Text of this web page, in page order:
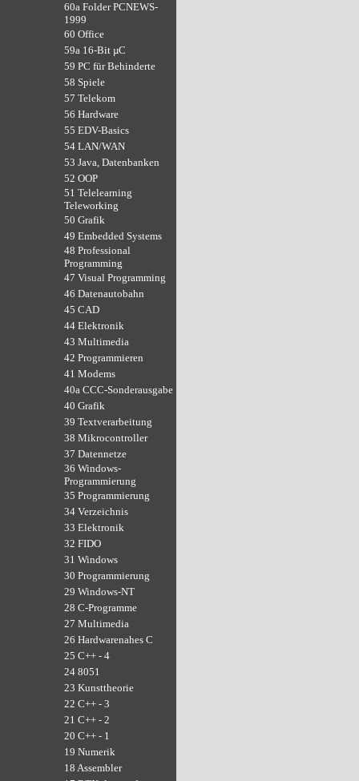
60a Folder PCNEWS-
1999
60 Office
59a 16-Bit µC
59 PC für Behinderte
58 Spiele
57 Telekom
56 Hardware
55 EDV-Basics
54 LAN/WAN
53 Java, Datenbanken
52 OOP
51 Telelearning
Teleworking
50 Grafik
49 Embedded Systems
48 Professional
Programming
47 Visual Programming
46 Datenautobahn
45 CAD
44 Elektronik
43 Multimedia
42 Programmieren
41 Modems
40a CCC-Sonderausgabe
40 Grafik
39 Textverarbeitung
38 Mikrocontroller
37 Datennetze
36 Windows-
Programmierung
35 Programmierung
34 Verzeichnis
33 Elektronik
32 FIDO
31 Windows
30 Programmierung
29 Windows-NT
28 C-Programme
27 Multimedia
26 Hardwarenahes C
25 C++ - 4
24 8051
23 Kunsttheorie
22 C++ - 3
21 C++ - 2
20 C++ - 1
19 Numerik
18 Assembler